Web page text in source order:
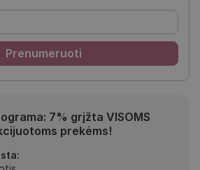
7% grįžta VISOMS
prekėms!